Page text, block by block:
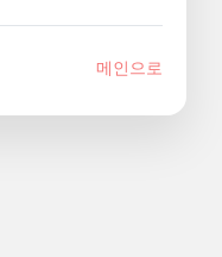
메인으로